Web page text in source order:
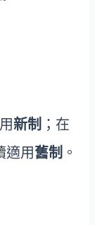
新制 ；在
適用舊制 。